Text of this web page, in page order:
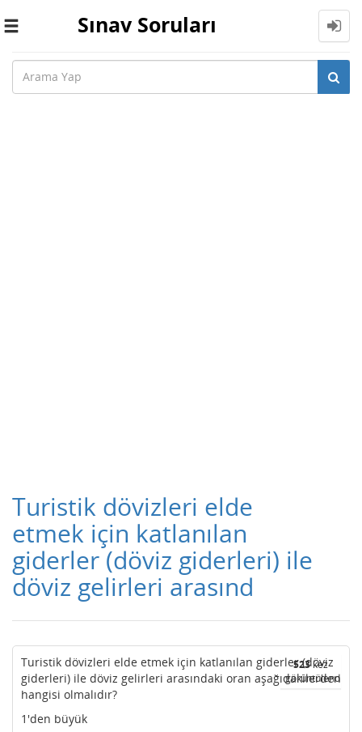
Toggle
Sınav Soruları
Turistik dövizleri elde
etmek için katlanılan
giderler (döviz giderleri) ile
döviz gelirleri arasınd
523kez
görüntülendi
Turistik dövizleri elde etmek için katlanılan giderler (döviz
giderleri) ile döviz gelirleri arasındaki oran aşağıdakilerden
hangisi olmalıdır?
1'den büyük